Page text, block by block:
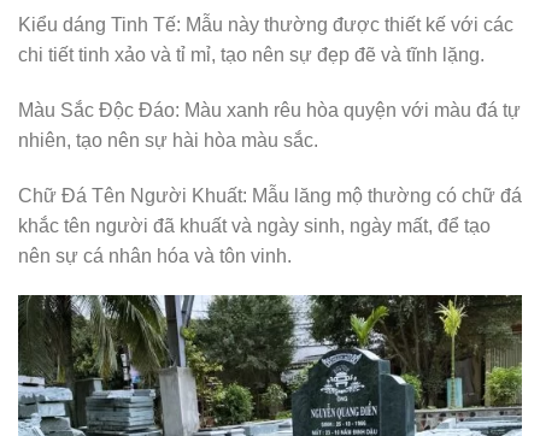
Kiểu dáng Tinh Tế: Mẫu này thường được thiết kế với các
chi tiết tinh xảo và tỉ mỉ, tạo nên sự đẹp đẽ và tĩnh lặng.
Màu Sắc Độc Đáo: Màu xanh rêu hòa quyện với màu đá tự
nhiên, tạo nên sự hài hòa màu sắc.
Chữ Đá Tên Người Khuất: Mẫu lăng mộ thường có chữ đá
khắc tên người đã khuất và ngày sinh, ngày mất, để tạo
nên sự cá nhân hóa và tôn vinh.